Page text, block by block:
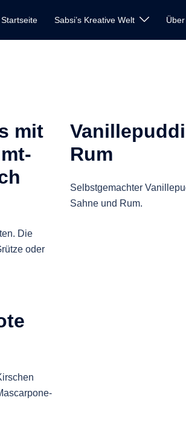
Startseite Sabsi’s Kreative Welt
mit
Die
oder
Rum
Selbstgemachter
Sahne und Rum.